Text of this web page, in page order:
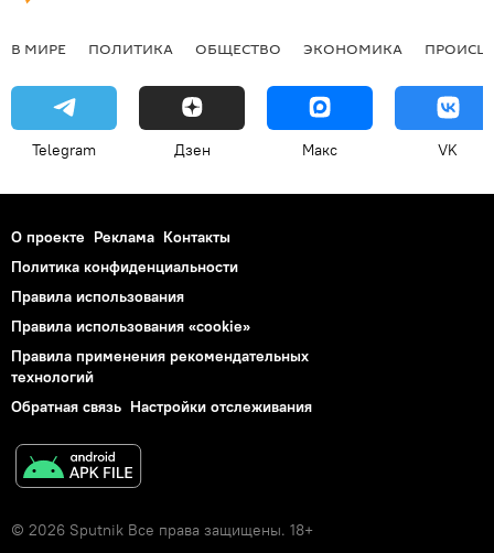
В МИРЕ ПОЛИТИКА ОБЩЕСТВО ЭКОНОМИКА
Telegram Дзен Макс VK
О проекте Реклама Контакты
Политика конфиденциальности
Правила использования
Правила использования «cookie»
Правила применения рекомендательных
технологий
Обратная связь Настройки отслеживания
© 2026 Sputnik Все права защищены. 18+